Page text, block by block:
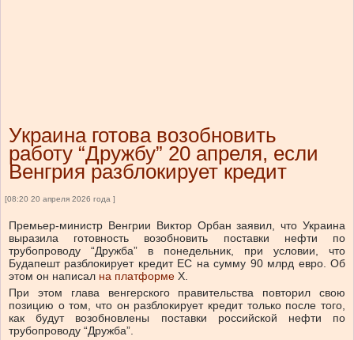
Украина готова возобновить
работу “Дружбу” 20 апреля, если
Венгрия разблокирует кредит
[08:20 20 апреля 2026 года ]
Премьер-министр Венгрии Виктор Орбан заявил, что Украина
выразила готовность возобновить поставки нефти по
трубопроводу “Дружба” в понедельник, при условии, что
Будапешт разблокирует кредит ЕС на сумму 90 млрд евро. Об
этом он написал на платформе X.
При этом глава венгерского правительства повторил свою
позицию о том, что он разблокирует кредит только после того,
как будут возобновлены поставки российской нефти по
трубопроводу “Дружба”.